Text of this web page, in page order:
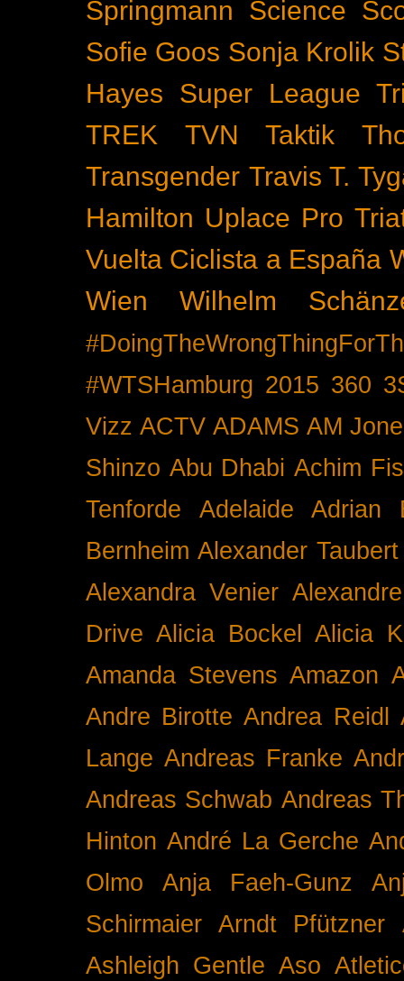
Springmann Science
Sofie Goos Sonja Krolik
Hayes
Super League
TREK
TVN Taktik
Transgender Travis T.
Hamilton Uplace Pro
Vuelta Ciclista a España
Wien
Wilhelm
#WTSHamburg 2015 360
Vizz ACTV ADAMS AM
Shinzo Abu Dhabi Achim
Tenforde
Adelaide
Adrian
Bernheim Alexander Taubert
Alexandra Venier
Drive Alicia Bockel
Alicia
Amanda Stevens Amazon
Andre Birotte Andrea Reidl
Lange Andreas Franke
Andreas Schwab Andreas
Hinton André La Gerche
Olmo
Anja Faeh-Gunz
Schirmaier
Arndt Pfützner
Ashleigh Gentle Aso